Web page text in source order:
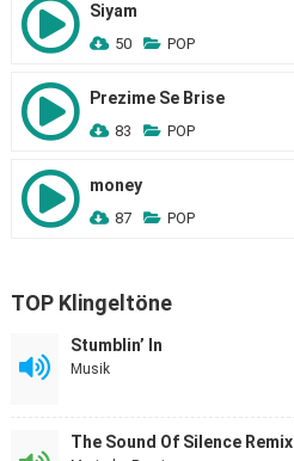
Siyam
50 POP
Prezime Se Brise
83 POP
money
87 POP
TOP Klingeltöne
Stumblin’ In
Musik
The Sound Of Silence Remix